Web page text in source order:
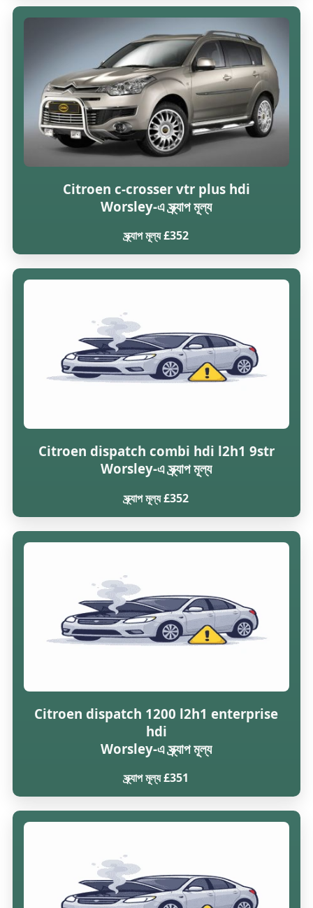
Citroen c-crosser vtr plus hdi
Worsley-এ স্ক্র্যাপ মূল্য
স্ক্র্যাপ মূল্য £352
Citroen dispatch combi hdi l2h1 9str
Worsley-এ স্ক্র্যাপ মূল্য
স্ক্র্যাপ মূল্য £352
Citroen dispatch 1200 l2h1 enterprise
hdi
Worsley-এ স্ক্র্যাপ মূল্য
স্ক্র্যাপ মূল্য £351